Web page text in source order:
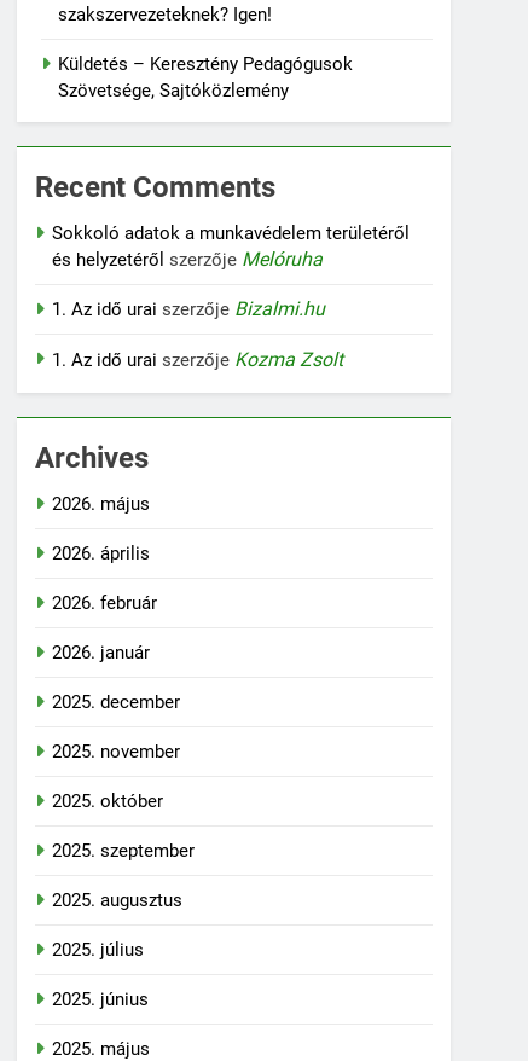
szakszervezeteknek? Igen!
Küldetés – Keresztény Pedagógusok
Szövetsége, Sajtóközlemény
Recent Comments
Sokkoló adatok a munkavédelem területéről
és helyzetéről szerzője Melóruha
1. Az idő urai szerzője Bizalmi.hu
1. Az idő urai szerzője Kozma Zsolt
Archives
2026. május
2026. április
2026. február
2026. január
2025. december
2025. november
2025. október
2025. szeptember
2025. augusztus
2025. július
2025. június
2025. május